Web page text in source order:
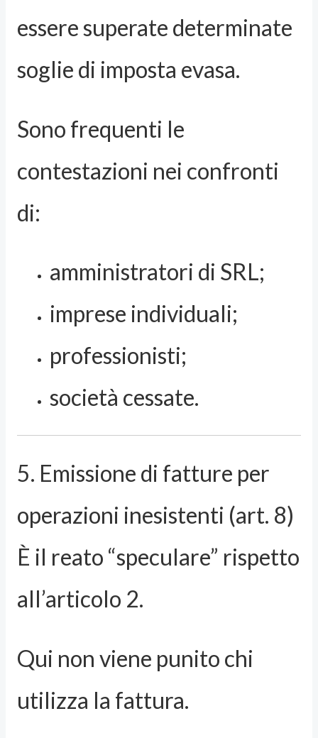
essere superate determinate
soglie di imposta evasa.
Sono frequenti le
contestazioni nei confronti
di:
amministratori di SRL;
imprese individuali;
professionisti;
società cessate.
5. Emissione di fatture per
operazioni inesistenti (art. 8)
È il reato “speculare” rispetto
all’articolo 2.
Qui non viene punito chi
utilizza la fattura.